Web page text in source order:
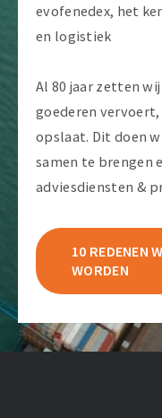
evofenedex, het
en logistiek
Al 80 jaar zetten
goederen
opslaat. Dit doen
samen te brengen
adviesdiensten &
10 REDENEN
WORDEN